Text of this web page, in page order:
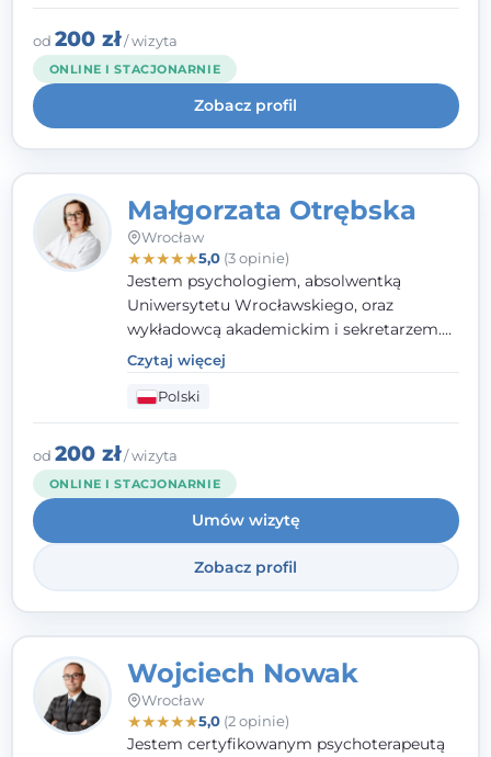
interwencji kryzysowej i seksuologii
klinicznej na SWPS we Wrocławiu. W pracy
kieruję się empatią, etyką zawodową i
uważnością na potrzeby klienta.
od 200 zł/ wizyta
ONLINE I STACJONARNIE
Zobacz profil
Małgorzata Otrębska
Wrocław
★★★★★5,0(3 opinie)
Jestem psychologiem, absolwentką
Uniwersytetu Wrocławskiego, oraz
wykładowcą akademickim i sekretarzem.
Dodatkowo mam kwalifikacje mediatora,
specjalizując się w sprawach rodzinnych,
cywilnych oraz karnych.
Czytaj więcej
Polski
od 200 zł/ wizyta
ONLINE I STACJONARNIE
Umów wizytę
Zobacz profil
Wojciech Nowak
Wrocław
★★★★★5,0(2 opinie)
Jestem certyfikowanym psychoterapeutą